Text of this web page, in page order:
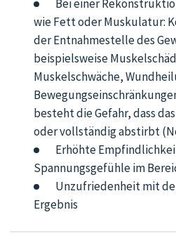
Bei einer
wie Fett oder Muskulatur:
der Entnahmestelle des
beispielsweise
Muskelschwäche,
besteht die Gefahr, dass
oder vollständig abstirbt
Erhöhte
Spannungsgefühle im
Unzufriedenheit mit
Ergebnis